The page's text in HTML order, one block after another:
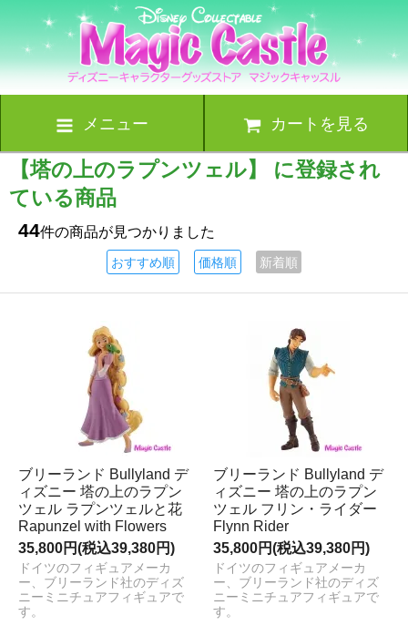
メニュー カートを見る
【塔の上のラプンツェル】 に登録され
ている商品
44件の商品が見つかりました
おすすめ順 価格順 新着順
ブリーランド Bullyland デ
ィズニー 塔の上のラプン
ツェル ラプンツェルと花
Rapunzel with Flowers
35,800円(税込39,380円)
ドイツのフィギュアメーカ
ー、ブリーランド社のディズ
ニーミニチュアフィギュアで
す。
ブリーランド Bullyland デ
ィズニー 塔の上のラプン
ツェル フリン・ライダー
Flynn Rider
35,800円(税込39,380円)
ドイツのフィギュアメーカ
ー、ブリーランド社のディズ
ニーミニチュアフィギュアで
す。